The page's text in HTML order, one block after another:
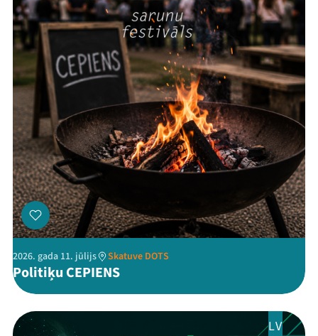
ThreadsFacebookYoutube
X Instagram
Flick TikTok
2026. gada 11. jūlijs Skatuve DOTS
Politiķu CEPIENS
LV